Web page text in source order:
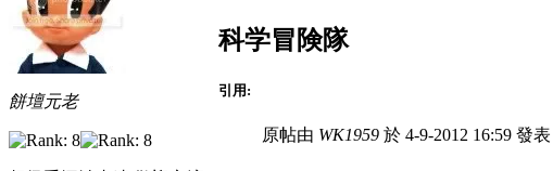
餅壇元老
科学冒険隊
引用:
原帖由 WK1959 於 4-9-2012 16:59 發表